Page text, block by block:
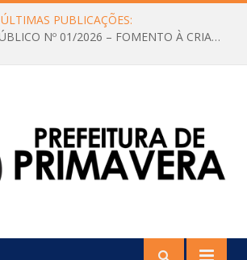
ÚLTIMAS PUBLICAÇÕES:
CHAMAMENTO PÚBLICO Nº 01/2026 – FOMENTO À CRIAÇÃO E A CIRCULAÇÃO DE PRODUÇÕES CULTURAIS – Aldir Blanc